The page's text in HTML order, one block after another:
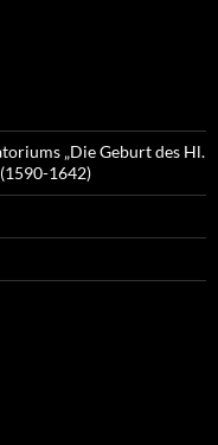
„Die Geburt des Hl.
1642)